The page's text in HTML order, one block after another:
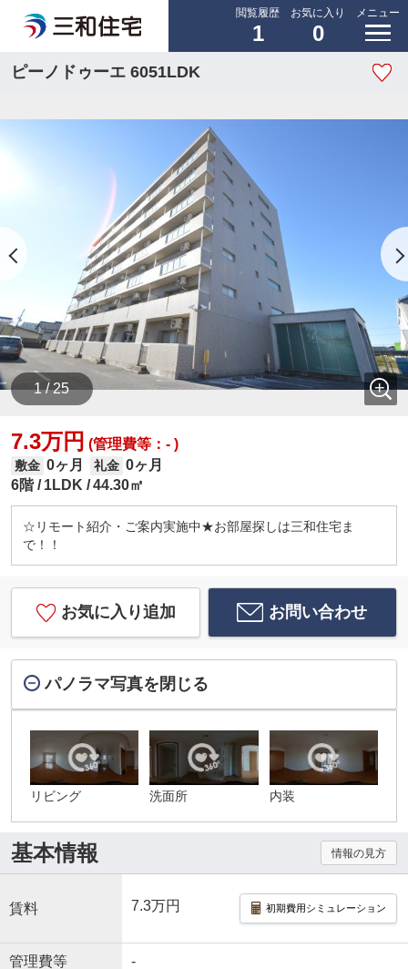
閲覧履歴
1
お気に入り
0
メニュー
ピーノドゥーエ 6051LDK
1 / 25
7.3万円 (管理費等：- )
敷金 0ヶ月 礼金 0ヶ月
6階
1LDK 44.30㎡
☆リモート紹介・ご案内実施中★お部屋探しは三和住宅ま
で！！
お気に入り追加 お問い合わせ
パノラマ写真を閉じる
リビング 洗面所 内装
基本情報 情報の見方
賃料 7.3万円 初期費用シミュレーション
管理費等 -